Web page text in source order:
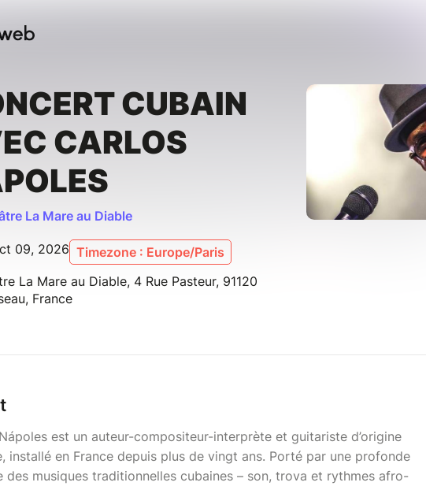
CUBAIN
CARLOS
La Mare au Diable
09, 2026 Timezone : Europe/Paris
La Mare au Diable, 4 Rue Pasteur, 91120
France
est un auteur-compositeur-interprète et guitariste d’origine
installé en France depuis plus de vingt ans. Porté par une profonde
des musiques traditionnelles cubaines – son, trova et rythmes afro-